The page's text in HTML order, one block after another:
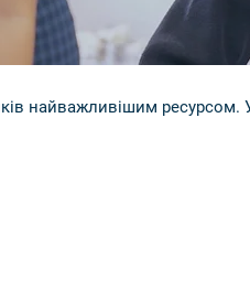
найважливішим ресурсом.